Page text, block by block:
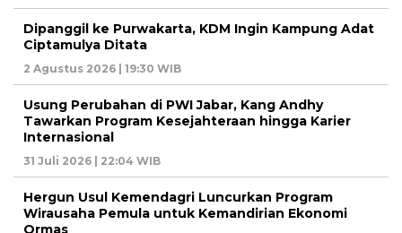
Dipanggil ke Purwakarta, KDM Ingin Kampung Adat
Ciptamulya Ditata
2 Agustus 2026 | 19:30 WIB
Usung Perubahan di PWI Jabar, Kang Andhy
Tawarkan Program Kesejahteraan hingga Karier
Internasional
31 Juli 2026 | 22:04 WIB
Hergun Usul Kemendagri Luncurkan Program
Wirausaha Pemula untuk Kemandirian Ekonomi
Ormas